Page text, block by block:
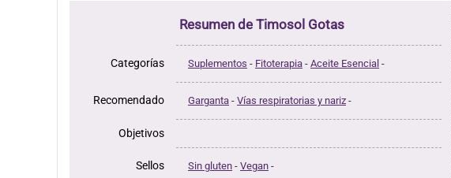
Resumen de Timosol Gotas
Categorías Suplementos - Fitoterapia - Aceite Esencial -
Recomendado Garganta - Vías respiratorias y nariz -
Objetivos
Sellos Sin gluten - Vegan -